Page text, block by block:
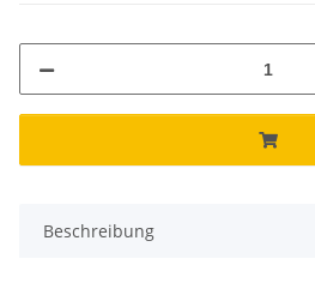
Beschreibung